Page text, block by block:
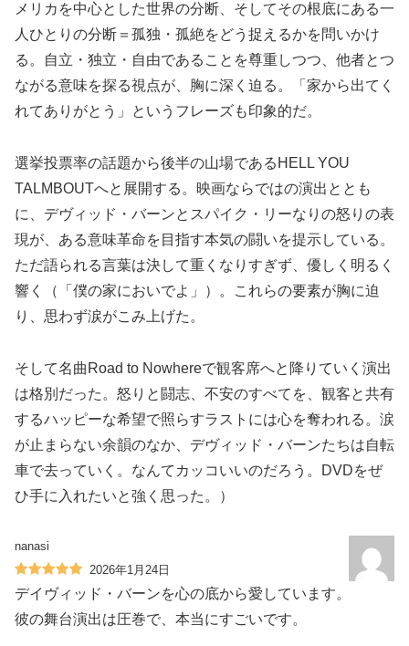
メリカを中心とした世界の分断、そしてその根底にある一
人ひとりの分断＝孤独・孤絶をどう捉えるかを問いかけ
る。自立・独立・自由であることを尊重しつつ、他者とつ
ながる意味を探る視点が、胸に深く迫る。「家から出てく
れてありがとう」というフレーズも印象的だ。
選挙投票率の話題から後半の山場であるHELL YOU
TALMBOUTへと展開する。映画ならではの演出ととも
に、デヴィッド・バーンとスパイク・リーなりの怒りの表
現が、ある意味革命を目指す本気の闘いを提示している。
ただ語られる言葉は決して重くなりすぎず、優しく明るく
響く（「僕の家においでよ」）。これらの要素が胸に迫
り、思わず涙がこみ上げた。
そして名曲Road to Nowhereで観客席へと降りていく演出
は格別だった。怒りと闘志、不安のすべてを、観客と共有
するハッピーな希望で照らすラストには心を奪われる。涙
が止まらない余韻のなか、デヴィッド・バーンたちは自転
車で去っていく。なんてカッコいいのだろう。DVDをぜ
ひ手に入れたいと強く思った。）
nanasi
2026年1月24日
デイヴィッド・バーンを心の底から愛しています。
彼の舞台演出は圧巻で、本当にすごいです。